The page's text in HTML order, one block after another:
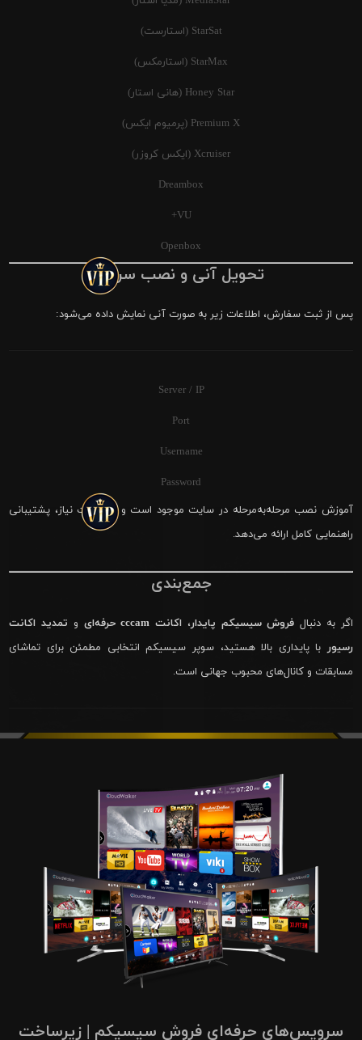
StarSat (استارست)
StarMax (استارمکس)
Honey Star (هانی استار)
Premium X (پرمیوم ایکس)
Xcruiser (ایکس کروزر)
Dreambox
VU+
Openbox
تحویل آنی و نصب سریع
پس از ثبت سفارش، اطلاعات زیر به صورت آنی نمایش داده می‌شود:
Server / IP
Port
Username
Password
آموزش نصب مرحله‌به‌مرحله در سایت موجود است و در صورت نیاز، پشتیبانی
راهنمایی کامل ارائه می‌دهد.
جمع‌بندی
اگر به دنبال فروش سیسیکم پایدار، اکانت cccam حرفه‌ای و تمدید اکانت
رسیور با پایداری بالا هستید، سوپر سیسیکم انتخابی مطمئن برای تماشای
مسابقات و کانال‌های محبوب جهانی است.
سرویس‌های حرفه‌ای فروش سیسیکم | زیرساخت